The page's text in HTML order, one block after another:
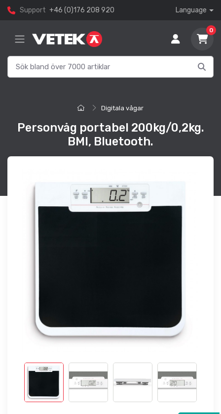
Support +46 (0)176 208 920 Language
0
Digitala vågar
Personvåg portabel 200kg/0,2kg.
BMI, Bluetooth.